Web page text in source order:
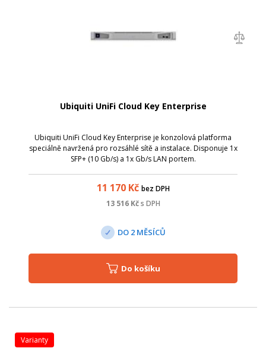
Ubiquiti UniFi Cloud Key Enterprise
Ubiquiti UniFi Cloud Key Enterprise je konzolová platforma
speciálně navržená pro rozsáhlé sítě a instalace. Disponuje 1x
SFP+ (10 Gb/s) a 1x Gb/s LAN portem.
11 170Kč bez DPH
13 516Kč s DPH
DO 2 MĚSÍCŮ
Do košíku
varianty